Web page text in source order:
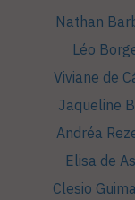
Nathan
Léo
Viviane de
Jaqueline
Andréa
Elisa de
Clesio